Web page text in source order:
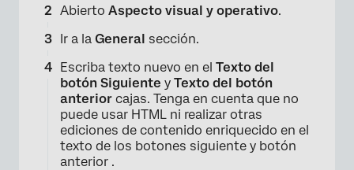
Abierto Aspecto visual y operativo.
Ir a la General sección.
Escriba texto nuevo en el Texto del
botón Siguiente y Texto del botón
anterior cajas. Tenga en cuenta que no
puede usar HTML ni realizar otras
ediciones de contenido enriquecido en el
texto de los botones siguiente y botón
anterior .